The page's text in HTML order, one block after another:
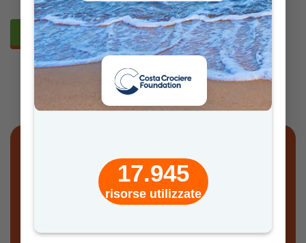
17.945
risorse utilizzate
SCOPRI IL PROGETTO
Scopri come collegare
“MINDS OF CHANGE”alle